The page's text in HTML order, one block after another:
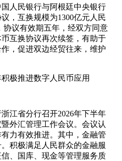
人民银行与阿根廷中央银行
，互换规模为1300亿元人民
协议有效期五年，经双方同意
互换协议再次续签，有助于
，促进双边经贸往来，维护
极推进数字人民币应用
江省分行召开2026年下半年
外汇管理工作会议。会议认
力有效推进。其中，金融管
积极满足人民群众的金融服
、国库、现金等管理服务质